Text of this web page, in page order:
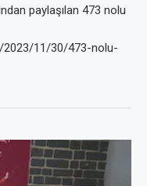
paylaşılan 473 nolu
2023/11/30/473-nolu-